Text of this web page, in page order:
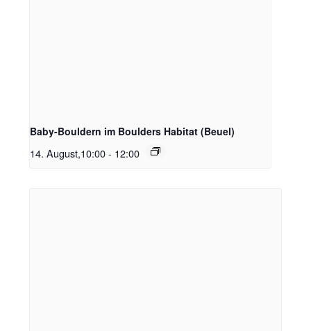
Baby-Bouldern im Boulders Habitat (Beuel)
14. August,10:00 - 12:00